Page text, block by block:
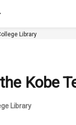
Library
Kobe
Library